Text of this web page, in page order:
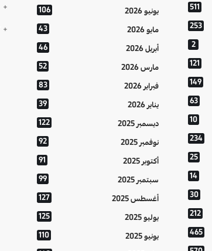
511
253
2
121
149
63
10
234
25
14
30
212
465
يونيو 2026 106
مايو 2026 43
أبريل 2026 46
مارس 2026 52
فبراير 2026 83
يناير 2026 39
ديسمبر 2025 122
نوفمبر 2025 92
أكتوبر 2025 91
سبتمبر 2025 99
أغسطس 2025 127
يوليو 2025 125
يونيو 2025 110